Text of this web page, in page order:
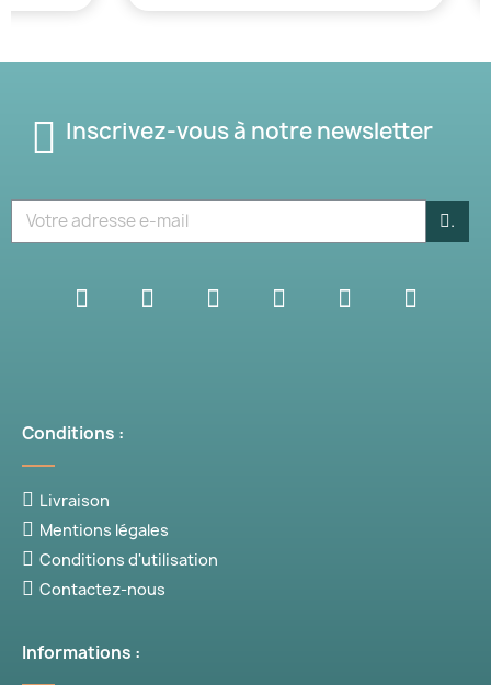
Inscrivez-vous à notre newsletter
.
Conditions :
Livraison
Mentions légales
Conditions d'utilisation
Contactez-nous
Informations :